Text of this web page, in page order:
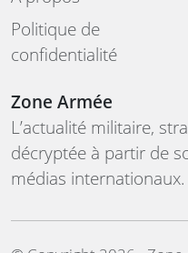
Politique de
confidentialité
Zone Armée
L’actualité militaire,
décryptée à partir de
médias internationaux.